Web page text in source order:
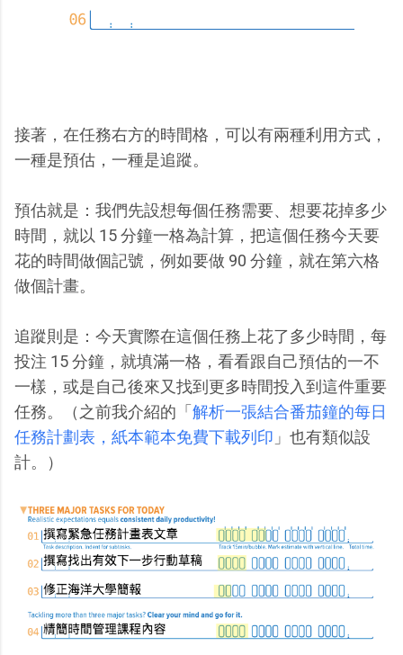
接著，在任務右方的時間格，可以有兩種利用方式，
一種是預估，一種是追蹤。
預估就是：我們先設想每個任務需要、想要花掉多少
時間，就以 15 分鐘一格為計算，把這個任務今天要
花的時間做個記號，例如要做 90 分鐘，就在第六格
做個計畫。
追蹤則是：今天實際在這個任務上花了多少時間，每
投注 15 分鐘，就填滿一格，看看跟自己預估的一不
一樣，或是自己後來又找到更多時間投入到這件重要
任務。（之前我介紹的「 解析一張結合番茄鐘的每日
任務計劃表，紙本範本免費下載列印 」也有類似設
計。）